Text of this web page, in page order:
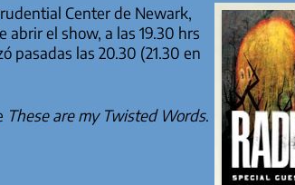
Center de Newark,
abrir el show, a las 19.30 hrs
pasadas las 20.30 (21.30 en
These are my Twisted Words.